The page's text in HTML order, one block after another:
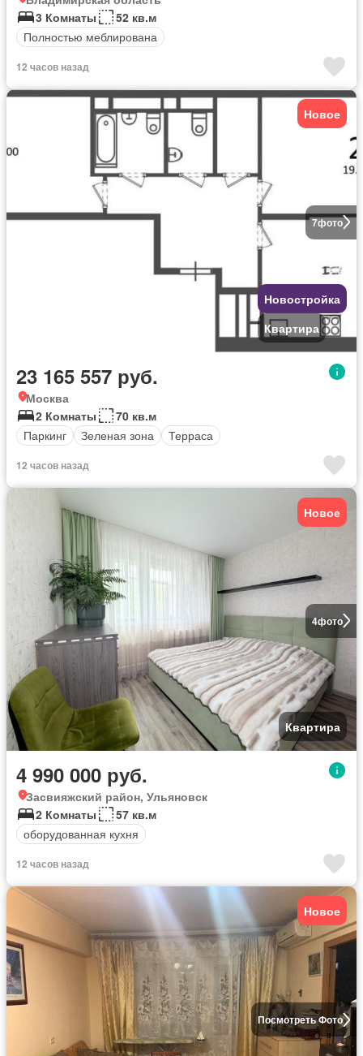
3 Комнаты
52 кв.м
Полностью меблирована
12 часов назад
7фото
Новое
Новостройка
Квартира
23 165 557 руб.
Москва
2 Комнаты
70 кв.м
Паркинг
Зеленая зона Терраса
12 часов назад
4фото
Новое
Квартира
4 990 000 руб.
Засвияжский район, Ульяновск
2 Комнаты
57 кв.м
оборудованная кухня
12 часов назад
Посмотреть Фото
Новое